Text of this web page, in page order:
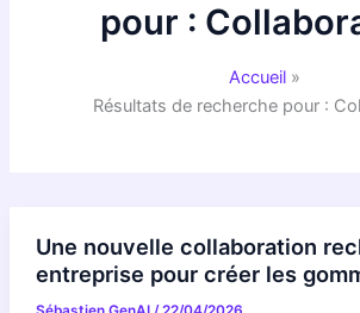
pour :
Accueil
Résultats de recherche pour :
Une nouvelle collaboration
entreprise pour créer les